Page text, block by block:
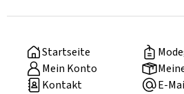
Startseite
Mein Konto
Kontakt
E-